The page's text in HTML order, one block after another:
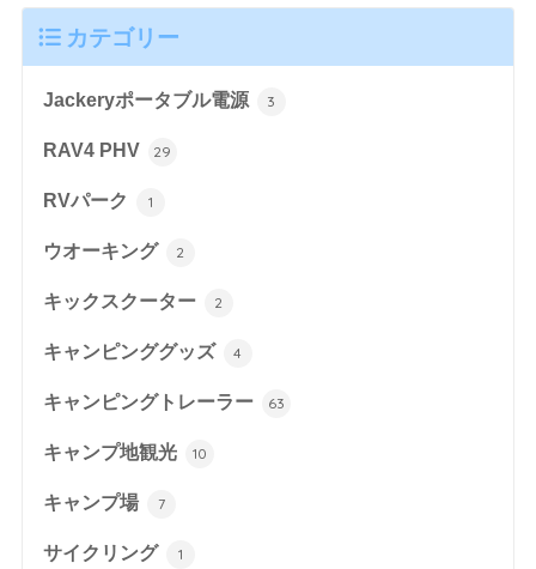
カテゴリー
Jackeryポータブル電源 3
RAV4 PHV 29
RVパーク 1
ウオーキング 2
キックスクーター 2
キャンピンググッズ 4
キャンピングトレーラー 63
キャンプ地観光 10
キャンプ場 7
サイクリング 1